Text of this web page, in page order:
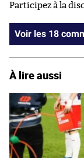
Participez à la
Voir les
À lire aussi